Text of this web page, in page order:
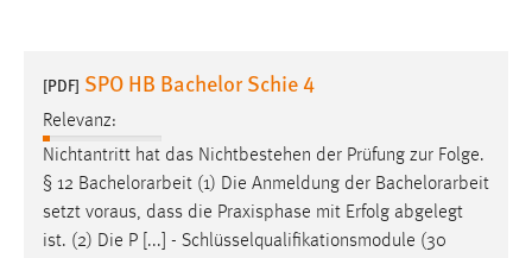
[PDF] SPO HB Bachelor Schie 4
Relevanz:
Nichtantritt hat das Nichtbestehen der Prüfung zur Folge.
§ 12 Bachelorarbeit (1) Die Anmeldung der Bachelorarbeit
setzt voraus, dass die Praxisphase mit Erfolg abgelegt
ist. (2) Die P [...] - Schlüsselqualifikationsmodule (30
Performance
Name:
Zweck: